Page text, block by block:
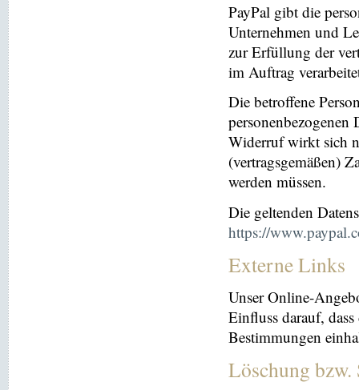
PayPal gibt die
Unternehmen und
zur Erfüllung der
im Auftrag
Die betroffene
personenbezogenen
Widerruf wirkt sich
(vertragsgemäßen)
werden müssen.
Die geltenden
https://
Externe Links
Unser Online-
Einfluss darauf,
Bestimmungen
Löschung